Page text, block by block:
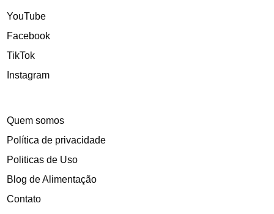
YouTube
Facebook
TikTok
Instagram
Quem somos
Política de privacidade
Politicas de Uso
Blog de Alimentação
Contato